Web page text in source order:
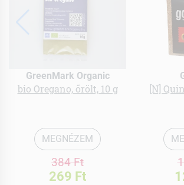
GreenMark Organic
bio Oregano, őrölt, 10 g
MEGNÉZEM
384 Ft
269 Ft
[N]